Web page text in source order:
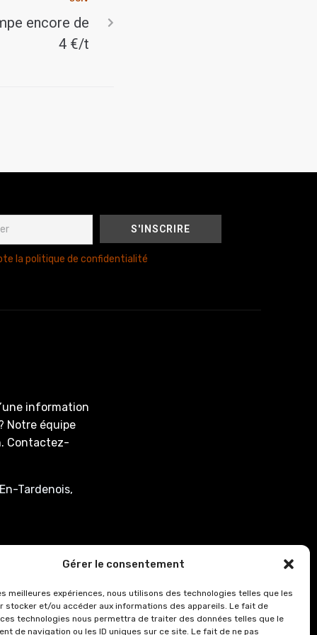
Gérer le consentement
meilleures expériences, nous utilisons des technologies telles que les
stocker et/ou accéder aux informations des appareils. Le fait de
technologies nous permettra de traiter des données telles que le
de navigation ou les ID uniques sur ce site. Le fait de ne pas
encore de
4 €/t
la politique de confidentialité
information
Notre équipe
Contactez-
Tardenois,
8h00 à 12h15
à 12h15 et de